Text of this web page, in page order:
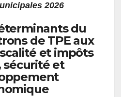
2026
du
de TPE aux
et impôts
sécurité et